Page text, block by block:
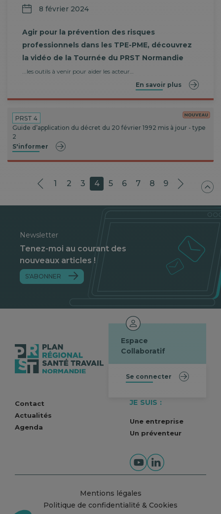
8 février 2024
Agir pour la prévention des risques
professionnels dans les TPE-PME, découvrez
la vidéo de la Tournée du PRST Normandie
...les outils à venir pour aider les acteur…
En savoir plus
PRST 4
Guide d’application du décret du 20 février 1992 mis à jour - type
2
S'informer
1 2 3 4 5 6 7 8 9
Espace
Collaboratif
Se connecter
Contact
Actualités
Agenda
JE SUIS :
Une entreprise
Un préventeur
Mentions légales
Politique de confidentialité & Cookies
Newsletter
Tenez-moi au courant des
nouveaux articles !
S'ABONNER